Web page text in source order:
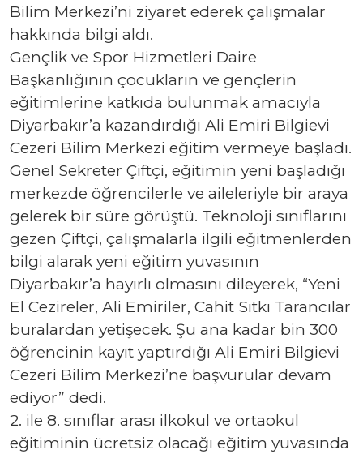
Bilim Merkezi’ni ziyaret ederek çalışmalar
hakkında bilgi aldı.
Gençlik ve Spor Hizmetleri Daire
Başkanlığının çocukların ve gençlerin
eğitimlerine katkıda bulunmak amacıyla
Diyarbakır’a kazandırdığı Ali Emiri Bilgievi
Cezeri Bilim Merkezi eğitim vermeye başladı.
Genel Sekreter Çiftçi, eğitimin yeni başladığı
merkezde öğrencilerle ve aileleriyle bir araya
gelerek bir süre görüştü. Teknoloji sınıflarını
gezen Çiftçi, çalışmalarla ilgili eğitmenlerden
bilgi alarak yeni eğitim yuvasının
Diyarbakır’a hayırlı olmasını dileyerek, “Yeni
El Cezireler, Ali Emiriler, Cahit Sıtkı Tarancılar
buralardan yetişecek. Şu ana kadar bin 300
öğrencinin kayıt yaptırdığı Ali Emiri Bilgievi
Cezeri Bilim Merkezi’ne başvurular devam
ediyor” dedi.
2. ile 8. sınıflar arası ilkokul ve ortaokul
eğitiminin ücretsiz olacağı eğitim yuvasında